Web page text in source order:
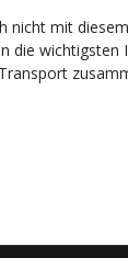
nicht mit
die